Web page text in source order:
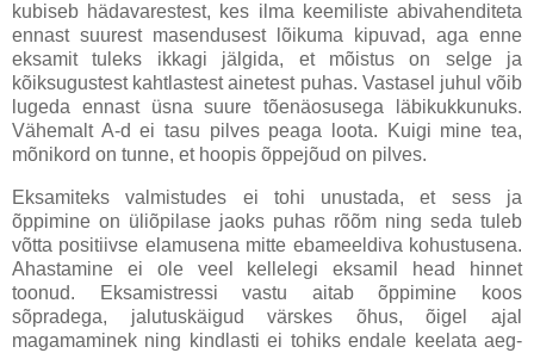
kubiseb hädavarestest, kes ilma keemiliste abivahenditeta
ennast suurest masendusest lõikuma kipuvad, aga enne
eksamit tuleks ikkagi jälgida, et mõistus on selge ja
kõiksugustest kahtlastest ainetest puhas. Vastasel juhul võib
lugeda ennast üsna suure tõenäosusega läbikukkunuks.
Vähemalt A-d ei tasu pilves peaga loota. Kuigi mine tea,
mõnikord on tunne, et hoopis õppejõud on pilves.
Eksamiteks valmistudes ei tohi unustada, et sess ja
õppimine on üliõpilase jaoks puhas rõõm ning seda tuleb
võtta positiivse elamusena mitte ebameeldiva kohustusena.
Ahastamine ei ole veel kellelegi eksamil head hinnet
toonud. Eksamistressi vastu aitab õppimine koos
sõpradega, jalutuskäigud värskes õhus, õigel ajal
magamaminek ning kindlasti ei tohiks endale keelata aeg-